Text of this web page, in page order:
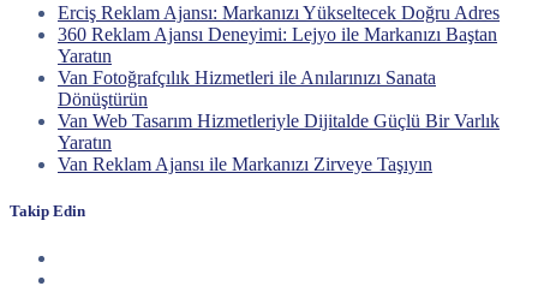
Erciş Reklam Ajansı: Markanızı Yükseltecek Doğru Adres
360 Reklam Ajansı Deneyimi: Lejyo ile Markanızı Baştan
Yaratın
Van Fotoğrafçılık Hizmetleri ile Anılarınızı Sanata
Dönüştürün
Van Web Tasarım Hizmetleriyle Dijitalde Güçlü Bir Varlık
Yaratın
Van Reklam Ajansı ile Markanızı Zirveye Taşıyın
Takip Edin